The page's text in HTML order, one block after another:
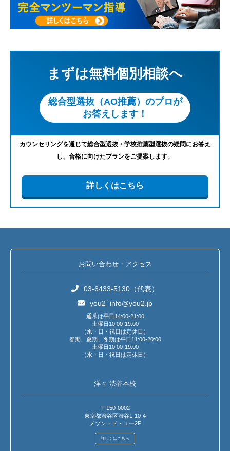
まずは無料個別相談へ
総合型選抜（AO推薦）のプロが
お答えします！
カウンセリングを通じて総合型選抜・学校推薦型選抜の疑問にお答え
し、合格に向けたプランをご提案します。
詳しくはこちら
お問い合わせ・アクセス
03-6433-5130（代表）
you2_info@you2.jp
通常は平日14:00-21:00
土曜日10:00-19:00
（水・日・祝日は定休日）
春期、夏期、冬期は平日11:00-20:00
土曜日10:00-19:00
（水・日・祝日は定休日）
洋々 渋谷本校
〒150-0002
東京都渋谷区渋谷1-10-4
メゾン・ド・ユー2F
詳しくはこちら